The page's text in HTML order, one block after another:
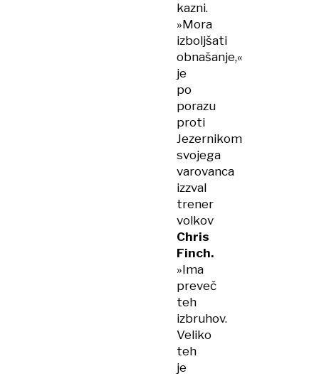
kazni.
»Mora
izboljšati
obnašanje,«
je
po
porazu
proti
Jezernikom
svojega
varovanca
izzval
trener
volkov
Chris
Finch.
»Ima
preveč
teh
izbruhov.
Veliko
teh
je